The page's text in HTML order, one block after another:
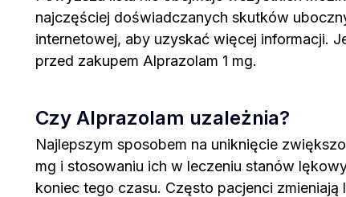
najczęściej doświadczanych skutków
internetowej, aby uzyskać więcej informacji.
przed zakupem Alprazolam 1 mg.
Czy Alprazolam uzależnia?
Najlepszym sposobem na uniknięcie
mg i stosowaniu ich w leczeniu stanów
koniec tego czasu. Często pacjenci